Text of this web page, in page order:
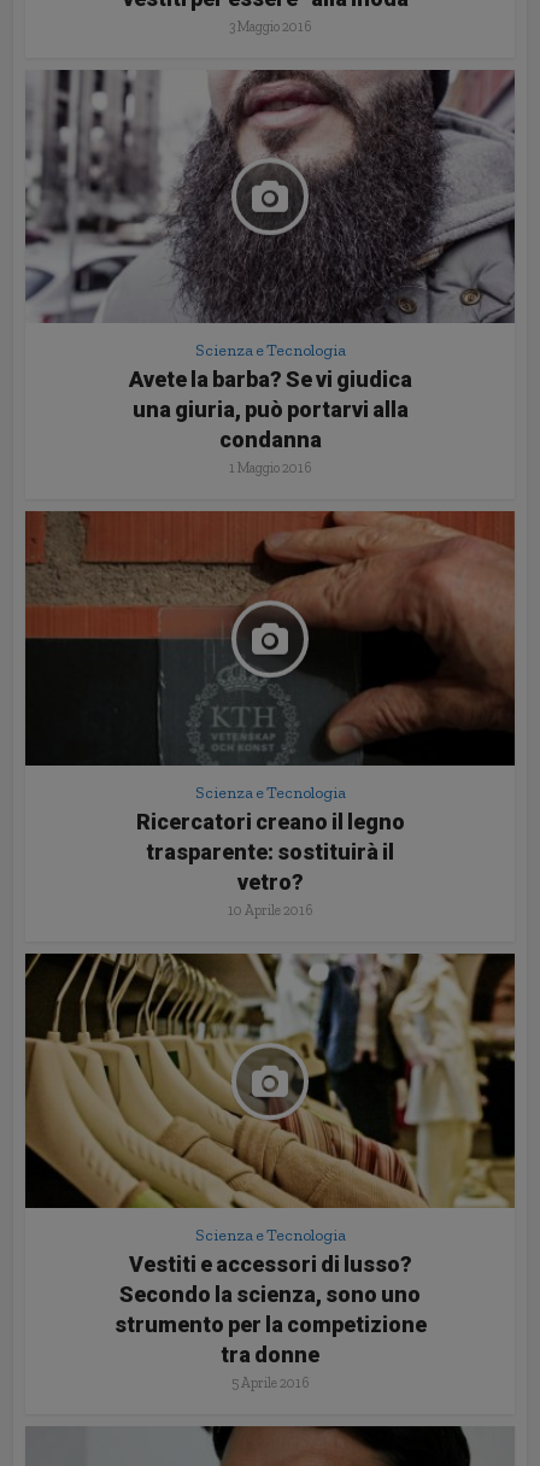
3 Maggio 2016
Scienza e Tecnologia
Avete la barba? Se vi giudica
una giuria, può portarvi alla
condanna
1 Maggio 2016
Scienza e Tecnologia
Ricercatori creano il legno
trasparente: sostituirà il
vetro?
10 Aprile 2016
Scienza e Tecnologia
Vestiti e accessori di lusso?
Secondo la scienza, sono uno
strumento per la competizione
tra donne
5 Aprile 2016